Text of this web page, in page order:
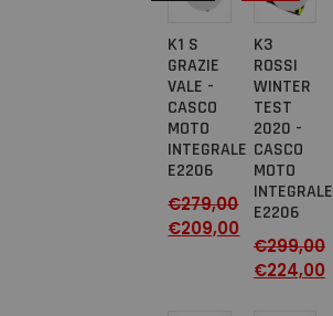
K1 S
GRAZIE
VALE -
CASCO
MOTO
INTEGRALE
E2206
€279,00
€209,00
K3
ROSSI
WINTER
TEST
2020 -
CASCO
MOTO
INTEGRALE
E2206
€299,00
€224,00